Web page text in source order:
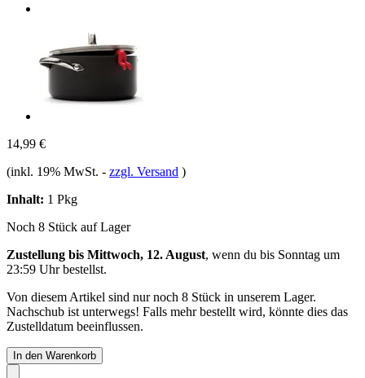
14,99 €
(inkl. 19% MwSt. - zzgl. Versand )
Inhalt: 1 Pkg
Noch 8 Stück auf Lager
Zustellung bis Mittwoch, 12. August, wenn du bis Sonntag um
23:59 Uhrbestellst.
Von diesem Artikel sind nur noch 8 Stück in unserem Lager.
Nachschub ist unterwegs! Falls mehr bestellt wird, könnte dies das
Zustelldatum beeinflussen.
In den Warenkorb